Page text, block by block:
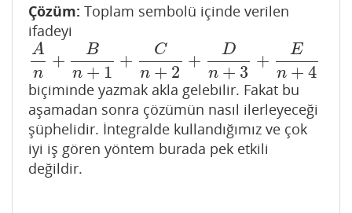
Çözüm: Toplam sembolü içinde verilen
ifadeyi
A
n
+
B
n + 1
+
C
n + 2
+
D
n + 3
+
E
n + 4
An +Bn+1+Cn+ 2+ Dn+3+E n+ 4
biçiminde yazmak akla gelebilir. Fakat bu
aşamadan sonra çözümün nasıl ilerleyeceği
şüphelidir. İntegralde kullandığımız ve çok
iyi iş gören yöntem burada pek etkili
değildir.